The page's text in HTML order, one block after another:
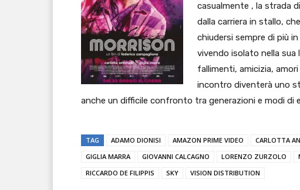
casualmente , la strada
dalla carriera in stallo,
chiudersi sempre di più
vivendo isolato nella sua
fallimenti, amicizia,
incontro diventerà uno
anche un difficile confronto tra generazioni e modi di
TAG ADAMO DIONISI AMAZON PRIME VIDEO CARLOTTA
GIGLIA MARRA
GIOVANNI CALCAGNO LORENZO ZURZOLO
RICCARDO DE FILIPPIS
SKY VISION DISTRIBUTION